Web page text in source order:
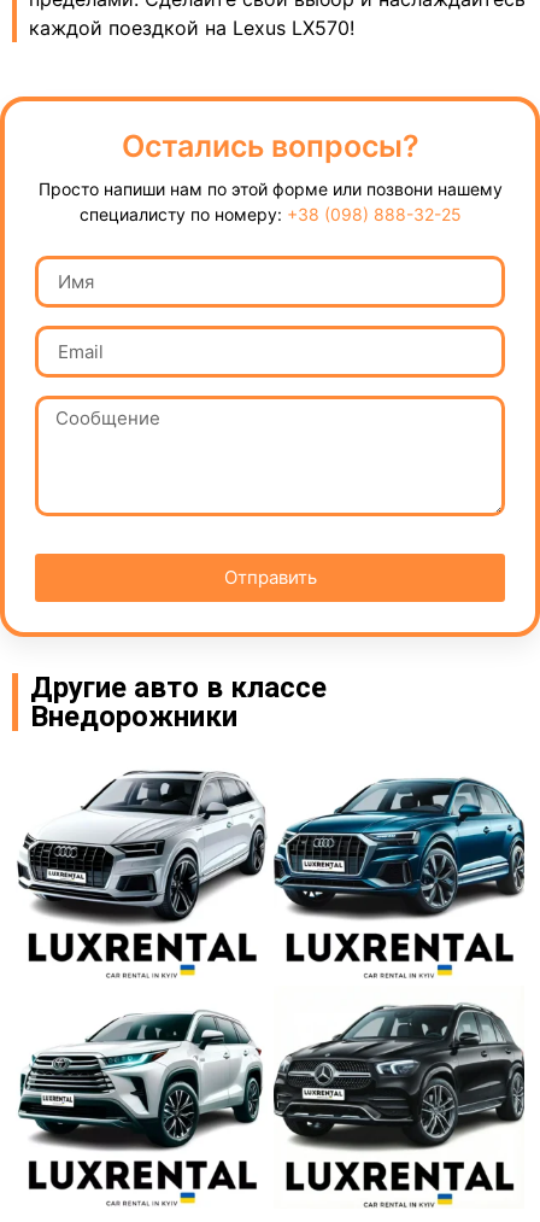
каждой поездкой на Lexus LX570!
Остались вопросы?
Просто напиши нам по этой форме или позвони нашему
специалисту по номеру: +38 (098) 888-32-25
Отправить
Другие авто в классе
Внедорожники